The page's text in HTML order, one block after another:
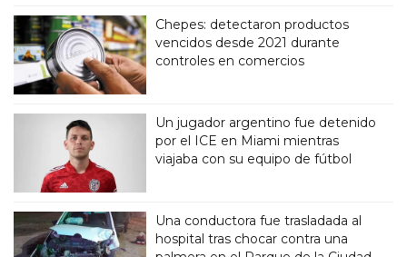
Chepes: detectaron productos
vencidos desde 2021 durante
controles en comercios
Un jugador argentino fue detenido
por el ICE en Miami mientras
viajaba con su equipo de fútbol
Una conductora fue trasladada al
hospital tras chocar contra una